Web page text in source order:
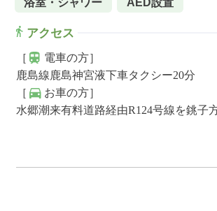
アクセス
［
電車の方］
鹿島線鹿島神宮液下車タクシー20分
［
お車の方］
水郷潮来有料道路経由R124号線を銚子